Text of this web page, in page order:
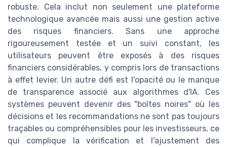
robuste. Cela inclut non seulement une plateforme
technologique avancée mais aussi une gestion active
des risques financiers. Sans une approche
rigoureusement testée et un suivi constant, les
utilisateurs peuvent être exposés à des risques
financiers considérables, y compris lors de transactions
à effet levier. Un autre défi est l'opacité ou le manque
de transparence associé aux algorithmes d'IA. Ces
systèmes peuvent devenir des "boîtes noires" où les
décisions et les recommandations ne sont pas toujours
traçables ou compréhensibles pour les investisseurs, ce
qui complique la vérification et l'ajustement des